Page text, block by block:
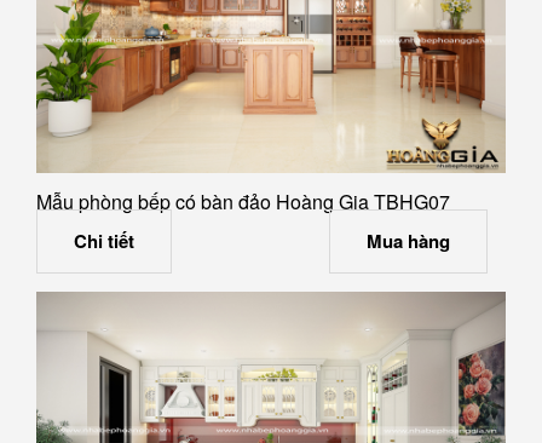
Mẫu phòng bếp có bàn đảo Hoàng Gia TBHG07
Chi tiết Mua hàng